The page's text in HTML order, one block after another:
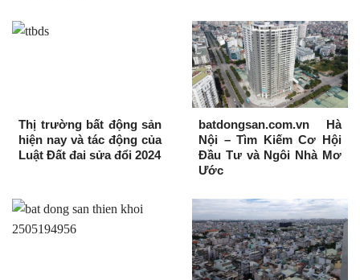
Thị trường bất động sản
hiện nay và tác động của
Luật Đất đai sửa đổi 2024
batdongsan.com.vn Hà
Nội – Tìm Kiếm Cơ Hội
Đầu Tư và Ngôi Nhà Mơ
Ước